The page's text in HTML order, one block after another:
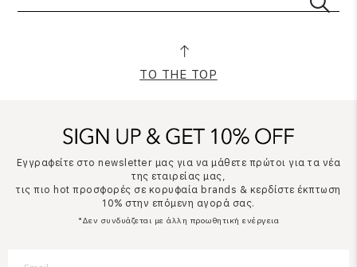
TO THE TOP
Εγγραφείτε στο newsletter μας για να μάθετε πρώτοι για τα νέα
της εταιρείας μας,
τις πιο hot προσφορές σε κορυφαία brands & κερδίστε έκπτωση
10% στην επόμενη αγορά σας.
*Δεν συνδυάζεται με άλλη προωθητική ενέργεια